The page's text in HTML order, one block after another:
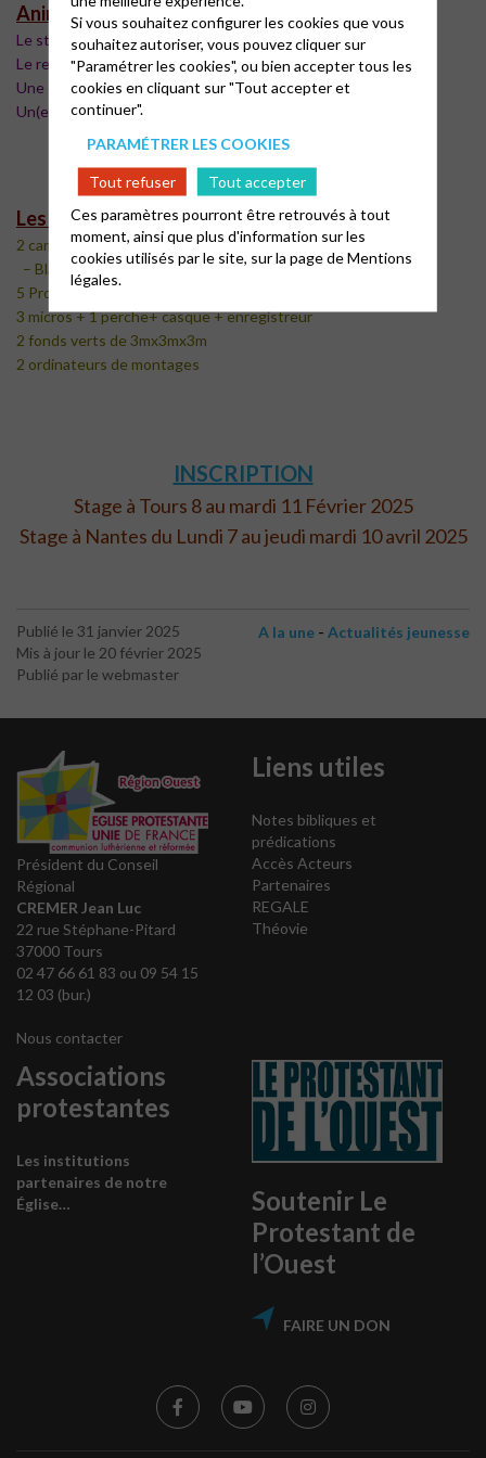
Animation
Le stage sera animé par :
Le responsable vidéo de la région Ouest (EPUDF Ouest)
Une étudiante en 4ème de cinéma
Un(e) pasteur(e) ou un spirituel
Les moyens techniques
2 caméras professionnelles :
– Black Magic 6K et Sony FX 4k
5 Projecteurs lumières
3 micros + 1 perche+ casque + enregistreur
2 fonds verts de 3mx3mx3m
2 ordinateurs de montages
INSCRIPTION
Stage à Tours 8 au mardi 11 Février 2025
Stage à Nantes du Lundi 7 au jeudi mardi 10 avril 2025
Publié le 31 janvier 2025
Mis à jour le 20 février 2025
Publié par le webmaster
A la une - Actualités jeunesse
Président du Conseil
Régional
CREMER Jean Luc
22 rue Stéphane-Pitard
37000 Tours
02 47 66 61 83 ou 09 54 15
12 03 (bur.)
Nous contacter
Liens utiles
Notes bibliques et
prédications
Accès Acteurs
Partenaires
REGALE
Théovie
Associations
protestantes
Les institutions
partenaires de notre
Église…
Soutenir Le
Protestant de
l’Ouest
FAIRE UN DON
Si vous souhaitez configurer les cookies que vous
souhaitez autoriser, vous pouvez cliquer sur
"Paramétrer les cookies", ou bien accepter tous les
cookies en cliquant sur "Tout accepter et
continuer".
PARAMÉTRER LES COOKIES
Tout refuser
Tout accepter
Ces paramètres pourront être retrouvés à tout
moment, ainsi que plus d'information sur les
cookies utilisés par le site, sur la page deMentions
légales.